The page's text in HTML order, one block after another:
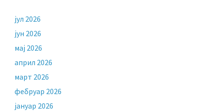
јул 2026
јун 2026
мај 2026
април 2026
март 2026
фебруар 2026
јануар 2026